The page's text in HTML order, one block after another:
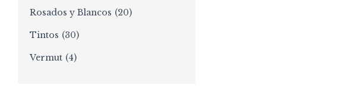
Rosados y Blancos (20)
Tintos (30)
Vermut (4)